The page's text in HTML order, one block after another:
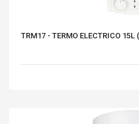
TRM17 - TERMO ELECTRICO 15L